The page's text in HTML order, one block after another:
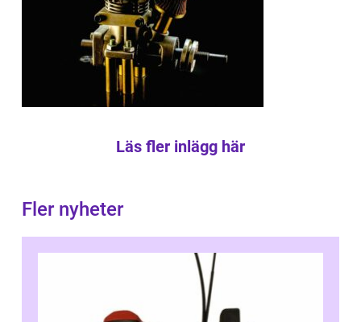
Läs fler inlägg här
Fler nyheter